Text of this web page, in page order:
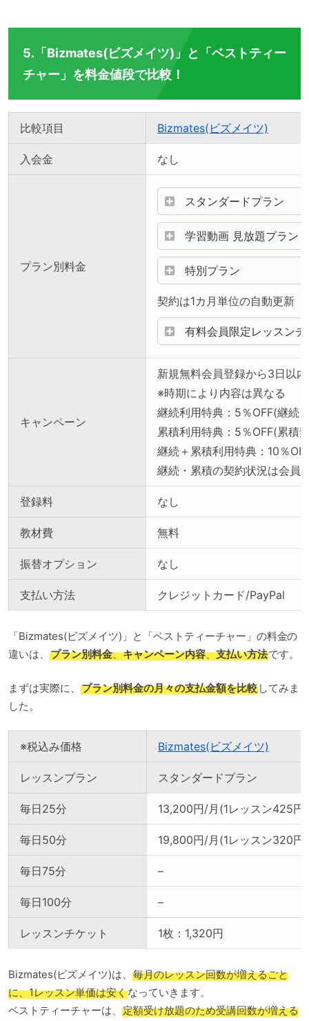
5.「Bizmates(ビズメイツ)」と「ベストティー
チャー」を料金値段で比較！
比較項目 Bizmates(ビズメイツ)
入会金 なし
プラン別料金
スタンダードプラン
学習動画 見放題プラン
特別プラン
契約は1カ月単位の自動更新
有料会員限定レッスン
キャンペーン
新規無料会員登録から3日以
※時期により内容は異なる
継続利用特典：5％OFF(継続
累積利用特典：5％OFF(累積
継続＋累積利用特典：10％
継続・累積の契約状況は会員
登録料 なし
教材費 無料
振替オプション なし
支払い方法 クレジットカード/PayPal
「Bizmates(ビズメイツ)」と「ベストティーチャー」の料金の
違いは、 プラン別料金、キャンペーン内容、支払い方法です。
まずは実際に、 プラン別料金の月々の支払金額を比較してみま
した。
※税込み価格 Bizmates(ビズメイツ)
レッスンプラン スタンダードプラン
毎日25分 13,200円/月(1レッスン425円)
毎日50分 19,800円/月(1レッスン320円)
毎日75分 –
毎日100分 –
レッスンチケット 1枚：1,320円
Bizmates(ビズメイツ)は、 毎月のレッスン回数が増えるごと
に、1レッスン単価は安くなっていきます。
ベストティーチャーは、 定額受け放題のため受講回数が増える